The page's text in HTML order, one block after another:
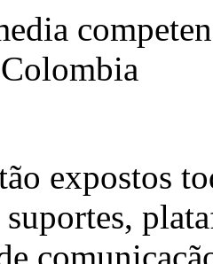
expostos